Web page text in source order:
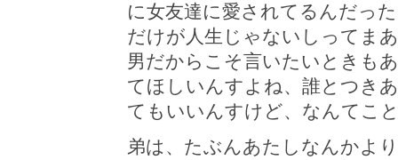
に女友達に愛されてるんだっ
だけが人生じゃないしってま
男だからこそ言いたいときも
てほしいんすよね、誰とつき
てもいいんすけど、なんてこ
弟は、たぶんあたしなんかよ